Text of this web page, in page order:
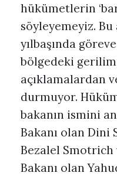
hükümetlerin
söyleyemeyiz. Bu
yılbaşında
bölgedeki
açıklamalardan
durmuyor.
bakanın ismini
Bakanı olan
Bezalel
Bakanı olan